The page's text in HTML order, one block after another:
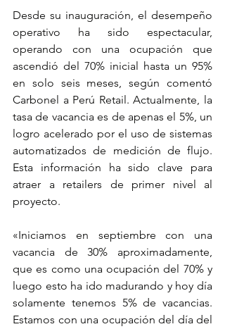
Desde su inauguración, el desempeño
operativo ha sido espectacular,
operando con una ocupación que
ascendió del 70% inicial hasta un 95%
en solo seis meses, según comentó
Carbonel a Perú Retail. Actualmente, la
tasa de vacancia es de apenas el 5%, un
logro acelerado por el uso de sistemas
automatizados de medición de flujo.
Esta información ha sido clave para
atraer a retailers de primer nivel al
proyecto.
«Iniciamos en septiembre con una
vacancia de 30% aproximadamente,
que es como una ocupación del 70% y
luego esto ha ido madurando y hoy día
solamente tenemos 5% de vacancias.
Estamos con una ocupación del día del